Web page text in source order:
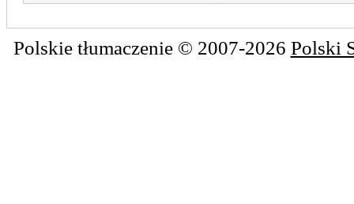
Polskie tłumaczenie © 2007-2026 Polski